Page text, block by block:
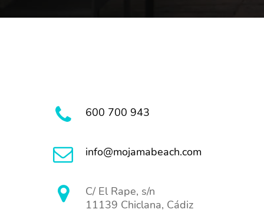
600 700 943
info@mojamabeach.com
C/ El Rape, s/n
11139 Chiclana, Cádiz